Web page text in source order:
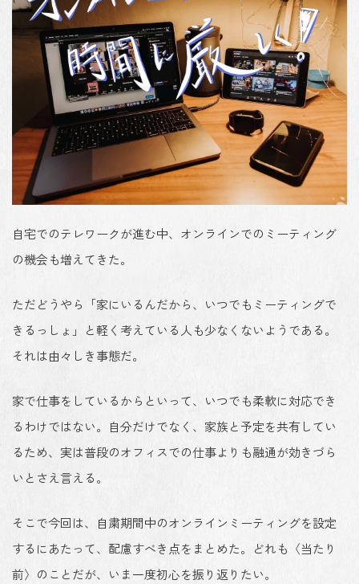
自宅でのテレワークが進む中、オンラインでのミーティング
の機会も増えてきた。
ただどうやら「家にいるんだから、いつでもミーティングで
きるっしょ」と軽く考えている人も少なくないようである。
それは由々しき事態だ。
家で仕事をしているからといって、いつでも柔軟に対応でき
るわけではない。自分だけでなく、家族と予定を共有してい
るため、実は普段のオフィスでの仕事よりも融通が効きづら
いとさえ言える。
そこで今回は、自粛期間中のオンラインミーティングを設定
するにあたって、配慮すべき点をまとめた。どれも〈当たり
前〉のことだが、いま一度初心を振り返りたい。